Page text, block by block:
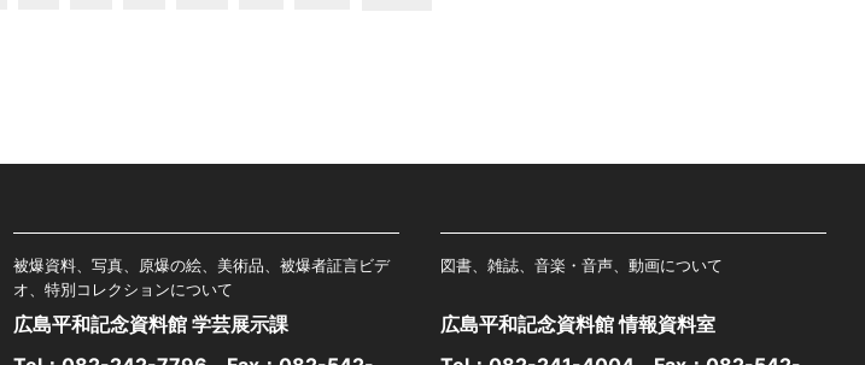
被爆資料、写真、原爆の絵、美術品、被爆者証言ビデ
オ、特別コレクションについて
広島平和記念資料館 学芸展示課
図書、雑誌、音楽・音声、動画について
広島平和記念資料館 情報資料室